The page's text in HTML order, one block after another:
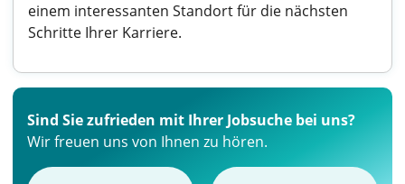
einem interessanten Standort für die nächsten
Schritte Ihrer Karriere.
Sind Sie zufrieden mit Ihrer Jobsuche bei uns?
Wir freuen uns von Ihnen zu hören.